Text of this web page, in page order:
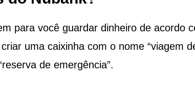
para você guardar dinheiro de acordo
uma caixinha com o nome “viagem
de emergência”.